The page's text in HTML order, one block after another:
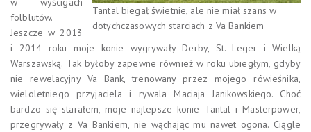
Tantal biegał świetnie, ale nie miał szans w
dotychczasowych starciach z Va Bankiem
folblutów.
Jeszcze w 2013
i 2014 roku moje konie wygrywały Derby, St. Leger i Wielką
Warszawską. Tak byłoby zapewne również w roku ubiegłym, gdyby
nie rewelacyjny Va Bank, trenowany przez mojego rówieśnika,
wieloletniego przyjaciela i rywala Maciaja Janikowskiego. Choć
bardzo się starałem, moje najlepsze konie Tantal i Masterpower,
przegrywały z Va Bankiem, nie wąchając mu nawet ogona. Ciągle